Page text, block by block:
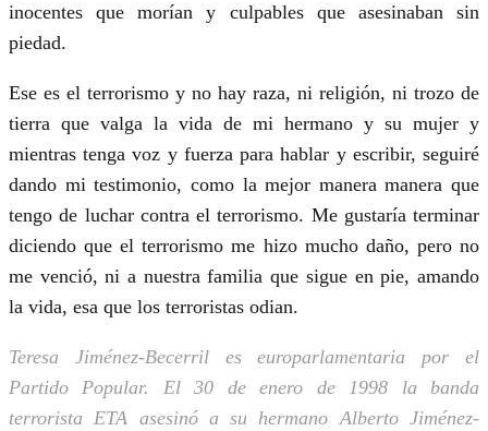
inocentes que morían y culpables que asesinaban sin
piedad.
Ese es el terrorismo y no hay raza, ni religión, ni trozo de
tierra que valga la vida de mi hermano y su mujer y
mientras tenga voz y fuerza para hablar y escribir, seguiré
dando mi testimonio, como la mejor manera manera que
tengo de luchar contra el terrorismo. Me gustaría terminar
diciendo que el terrorismo me hizo mucho daño, pero no
me venció, ni a nuestra familia que sigue en pie, amando
la vida, esa que los terroristas odian.
Teresa Jiménez-Becerril es europarlamentaria por el
Partido Popular. El 30 de enero de 1998 la banda
terrorista ETA asesinó a su hermano Alberto Jiménez-